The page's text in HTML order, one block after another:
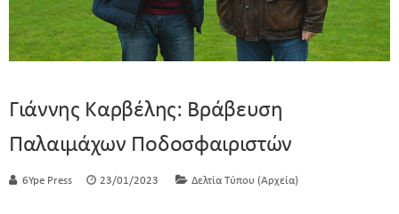
Γιάννης Καρβέλης: Βράβευση
Παλαιμάχων Ποδοσφαιριστών
6Ype Press 23/01/2023 Δελτία Τύπου (Αρχεία)